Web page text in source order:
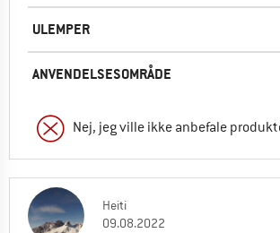
ULEMPER
ANVENDELSESOMRÅDE
Nej, jeg ville ikke anbefale
Heiti
09.08.2022